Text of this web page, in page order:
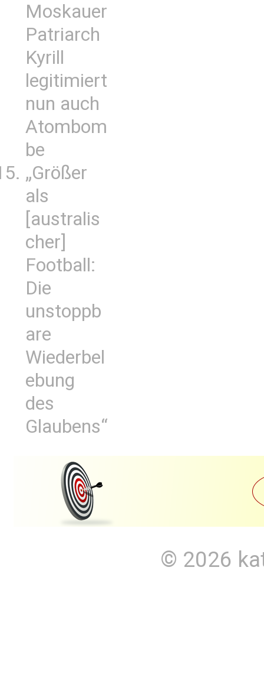
Moskauer
Patriarch
Kyrill
legitimiert
nun auch
Atombom
be
„Größer
als
[australis
cher]
Football:
Die
unstoppb
are
Wiederbel
ebung
des
Glaubens“
© 2026